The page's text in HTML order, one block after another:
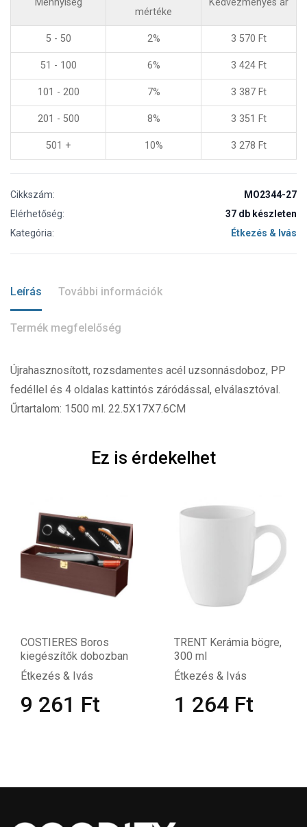
mértéke
5 - 50 2% 3 570 Ft
51 - 100 6% 3 424 Ft
101 - 200 7% 3 387 Ft
201 - 500 8% 3 351 Ft
501 + 10% 3 278 Ft
Cikkszám:
MO2344-27
Elérhetőség:
37 db készleten
Kategória:
Étkezés & Ivás
Leírás További információk
Termék megfelelőség
Újrahasznosított, rozsdamentes acél uzsonnásdoboz, PP
fedéllel és 4 oldalas kattintós záródással, elválasztóval.
Űrtartalom: 1500 ml. 22.5X17X7.6CM
Ez is érdekelhet
COSTIERES Boros
kiegészítők dobozban
Étkezés & Ivás
9 261 Ft
TRENT Kerámia bögre,
300 ml
Étkezés & Ivás
1 264 Ft